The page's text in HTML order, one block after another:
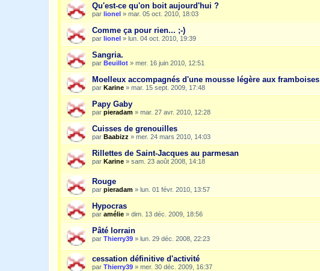
Qu'est-ce qu'on boit aujourd'hui ?
par lionel » mar. 05 oct. 2010, 18:03
Comme ça pour rien... ;-)
par lionel » lun. 04 oct. 2010, 19:39
Sangria.
par Beuillot » mer. 16 juin 2010, 12:51
Moelleux accompagnés d'une mousse légère aux framboises
par Karine » mar. 15 sept. 2009, 17:48
Papy Gaby
par pieradam » mar. 27 avr. 2010, 12:28
Cuisses de grenouilles
par Baabizz » mer. 24 mars 2010, 14:03
Rillettes de Saint-Jacques au parmesan
par Karine » sam. 23 août 2008, 14:18
Rouge
par pieradam » lun. 01 févr. 2010, 13:57
Hypocras
par amélie » dim. 13 déc. 2009, 18:56
Pâté lorrain
par Thierry39 » lun. 29 déc. 2008, 22:23
cessation définitive d'activité
par Thierry39 » mer. 30 déc. 2009, 16:37